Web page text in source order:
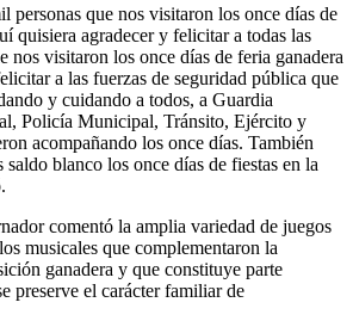
personas que nos visitaron los once días de
quisiera agradecer y felicitar a todas las
nos visitaron los once días de feria ganadera
a las fuerzas de seguridad pública que
y cuidando a todos, a Guardia
Policía Municipal, Tránsito, Ejército y
acompañando los once días. También
blanco los once días de fiestas en la
comentó la amplia variedad de juegos
musicales que complementaron la
ganadera y que constituye parte
preserve el carácter familiar de